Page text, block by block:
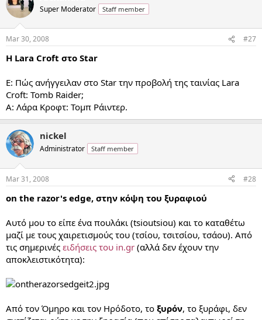
Super Moderator Staff member
Mar 30, 2008 #27
Η Lara Croft στο Star
E: Πώς ανήγγειλαν στο Star την προβολή της ταινίας Lara
Croft: Tomb Raider;
A: Λάρα Κροφτ: Τομπ Ράιντερ.
nickel
Administrator Staff member
Mar 31, 2008 #28
on the razor's edge, στην κόψη του ξυραφιού
Αυτό μου το είπε ένα πουλάκι (tsioutsiou) και το καταθέτω
μαζί με τους χαιρετισμούς του (τσίου, τσιτσίου, τσάου). Από
τις σημερινές ειδήσεις του in.gr (αλλά δεν έχουν την
αποκλειστικότητα):
Από τον Όμηρο και τον Ηρόδοτο, το ξυρόν, το ξυράφι, δεν